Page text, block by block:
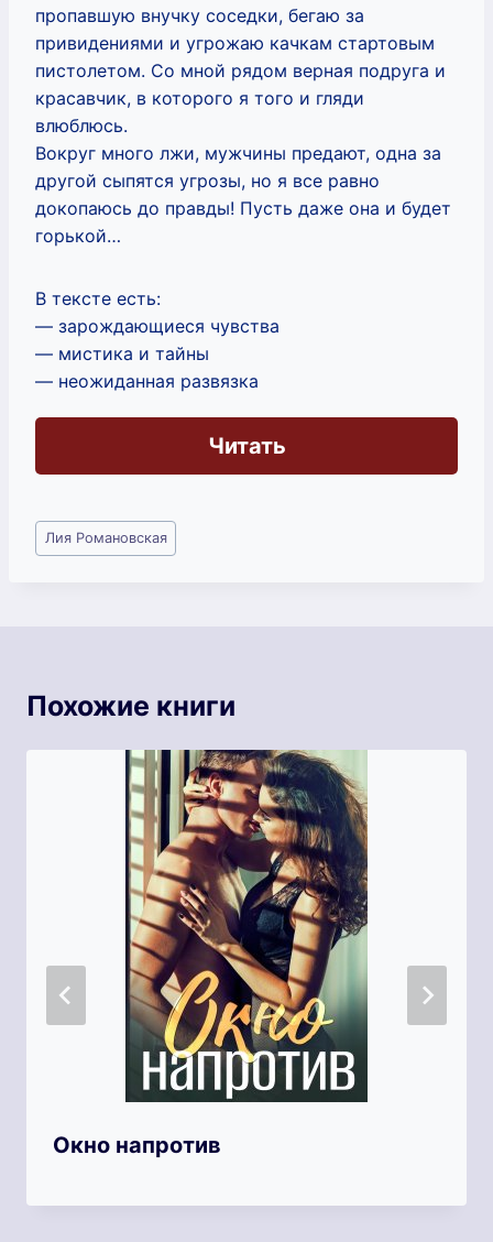
пропавшую внучку соседки, бегаю за
привидениями и угрожаю качкам стартовым
пистолетом. Со мной рядом верная подруга и
красавчик, в которого я того и гляди
влюблюсь.
Вокруг много лжи, мужчины предают, одна за
другой сыпятся угрозы, но я все равно
докопаюсь до правды! Пусть даже она и будет
горькой…
В тексте есть:
— зарождающиеся чувства
— мистика и тайны
— неожиданная развязка
Читать
Метки
записи:
Лия Романовская
Похожие книги
Окно напротив